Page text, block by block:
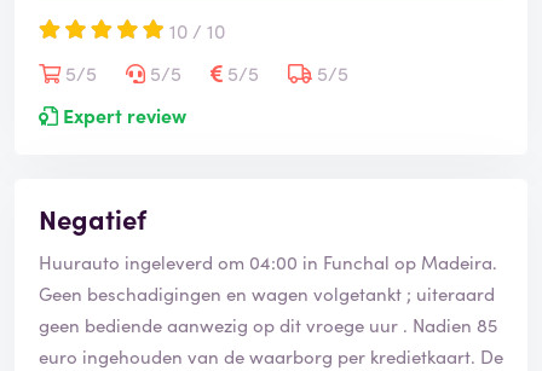
10 / 10
5/5
5/5 5/5
5/5
Expert review
Negatief
Huurauto ingeleverd om 04:00 in Funchal op Madeira.
Geen beschadigingen en wagen volgetankt ; uiteraard
geen bediende aanwezig op dit vroege uur . Nadien 85
euro ingehouden van de waarborg per kredietkaart. De